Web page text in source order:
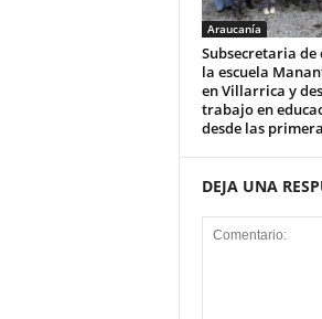
Araucanía
Subsecretaria
la escuela
en Villarrica y
trabajo en
desde las
DEJA UNA